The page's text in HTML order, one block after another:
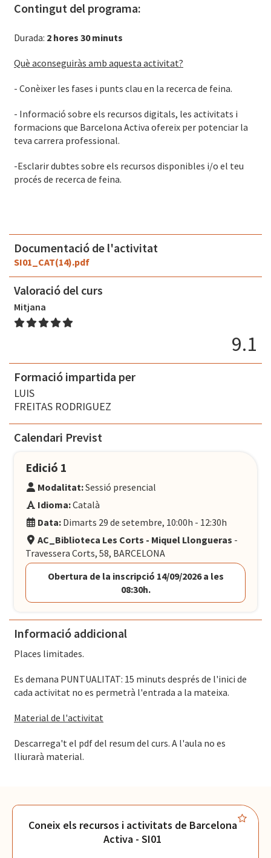
Contingut del programa:
Durada: 2 hores 30 minuts
Què aconseguiràs amb aquesta activitat?
- Conèixer les fases i punts clau en la recerca de feina.
- Informació sobre els recursos digitals, les activitats i
formacions que Barcelona Activa ofereix per potenciar la
teva carrera professional.
-Esclarir dubtes sobre els recursos disponibles i/o el teu
procés de recerca de feina.
Documentació de l'activitat
SI01_CAT(14).pdf
Valoració del curs
Mitjana
9.1
Formació impartida per
LUIS
FREITAS RODRIGUEZ
Calendari Previst
Edició 1
Modalitat:Sessió presencial
Idioma:Català
Data: Dimarts 29 de setembre, 10:00h - 12:30h
AC_Biblioteca Les Corts - Miquel Llongueras -
Travessera Corts, 58, BARCELONA
Obertura de la inscripció 14/09/2026 a les
08:30h.
Informació addicional
Places limitades.
Es demana PUNTUALITAT: 15 minuts després de l'inici de
cada activitat no es permetrà l'entrada a la mateixa.
Material de l'activitat
Descarrega't el pdf del resum del curs. A l'aula no es
lliurarà material.
Coneix els recursos i activitats de Barcelona
Activa - SI01